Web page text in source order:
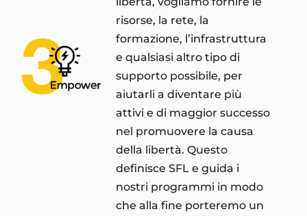
risorse, la rete, la
formazione, l’infrastruttura
e qualsiasi altro tipo di
supporto possibile, per
aiutarli a diventare più
attivi e di maggior successo
nel promuovere la causa
della libertà. Questo
definisce SFL e guida i
nostri programmi in modo
che alla fine porteremo un